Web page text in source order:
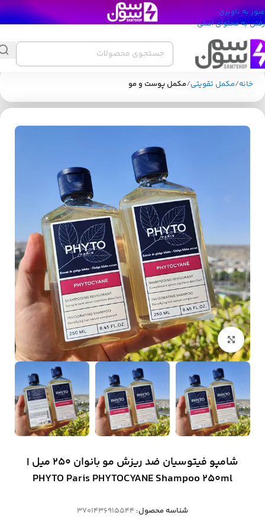
عبور به ناوبری
رفتن به محتوای اصلی
خانه مکمل تقویتی مکمل پوست و مو
بزرگنمایی تصویر
شامپو فیتوسیان ضد ریزش مو بانوان 250 میل |
PHYTO Paris PHYTOCYANE Shampoo 250ml
شناسه محصول: 3701436915544